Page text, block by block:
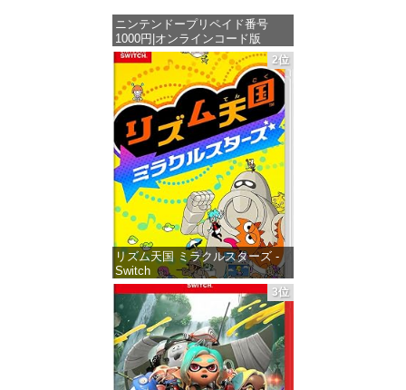
ニンテンドープリペイド番号
1000円|オンラインコード版
価格：¥1,000
2位
リズム天国 ミラクルスターズ -
Switch
価格：¥5,645
3位